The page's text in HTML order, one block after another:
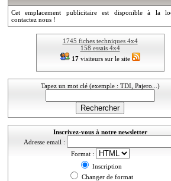
Cet emplacement publicitaire est disponible à la
contactez nous !
1745 fiches techniques 4x4
158 essais 4x4
17visiteurs sur le site
Tapez un mot clé (exemple : TDI, Pajero...)
Inscrivez-vous à notre newsletter
Adresse email :
Format :
Inscription
Changer de format